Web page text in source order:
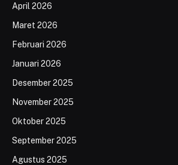
April 2026
Maret 2026
Februari 2026
Januari 2026
Desember 2025
November 2025
Oktober 2025
September 2025
Agustus 2025